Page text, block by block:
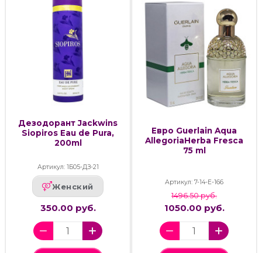
Дезодорант Jackwins
Siopiros Eau de Pura,
200ml
Артикул: 1Б05-ДЗ-21
Женский
350.00 руб.
Евро Guerlain Aqua
AllegoriaHerba Fresca
75 ml
Артикул: 7-14-Е-166
1496.50 руб.
1050.00 руб.